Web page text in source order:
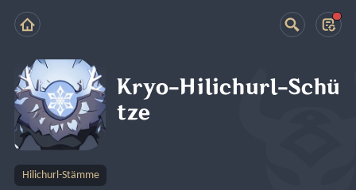
Kryo-Hilichurl-Schü
tze
Hilichurl-Stämme